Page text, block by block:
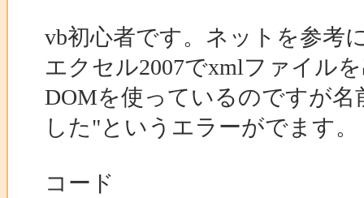
vb初心者です。ネットを参考
エクセル2007でxmlファイル
DOMを使っているのですが
した"というエラーがでます。
コード